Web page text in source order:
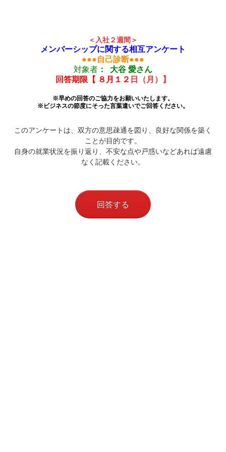
＜入社２週間＞
メンバーシップに関する相互アンケート
●●●自己診断●●●
対象者 ： 大谷 愛さん
回答期限【 ８月１２ 日（月）】
※早めの回答のご協力をお願いいたします。
※ビジネスの節度にそった言葉遣いでご回答ください。
このアンケートは、双方の意思疎通を図り、良好な関係を築く
ことが目的です。
自身の就業状況を振り返り、不安な点や戸惑いなどあれば遠慮
なく記載ください。
回答する